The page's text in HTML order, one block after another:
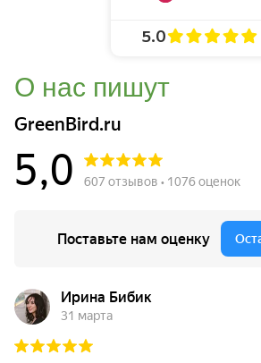
5.0
О нас пишут